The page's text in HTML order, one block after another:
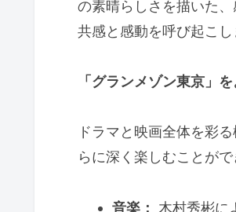
の素晴らしさを描いた
共感と感動を呼び起こし
「グランメゾン東京」
ドラマと映画全体を彩
らに深く楽しむことがで
音楽： 木村秀彬に